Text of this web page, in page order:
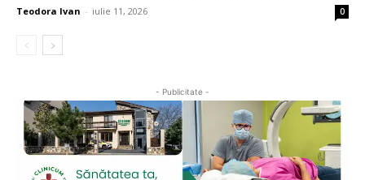
Teodora Ivan - iulie 11, 2026 0
- Publicitate -